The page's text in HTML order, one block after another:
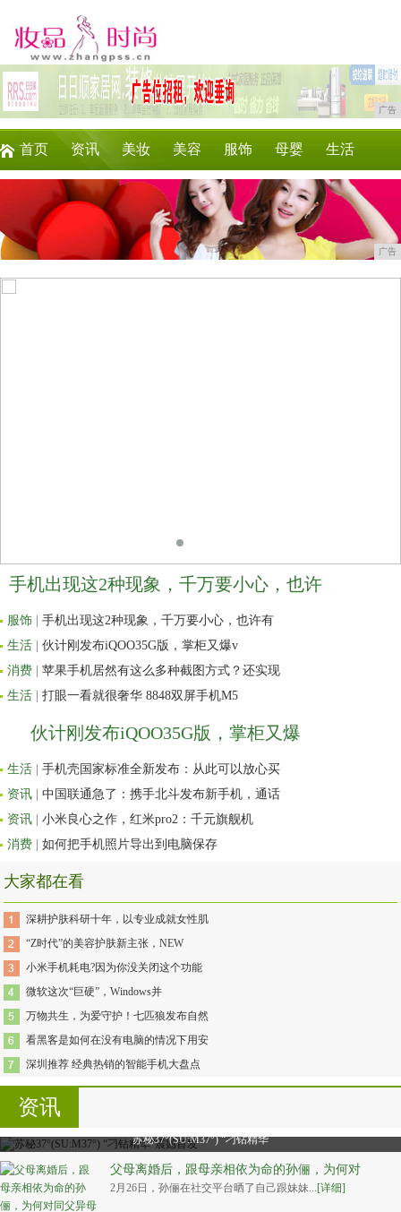
广告
首页 资讯 美妆 美容 服饰 母婴 生活
企业 游戏 商讯 消费 微商
广告
手机出现这2种现象，千万要小心，也许
服饰
手机出现这2种现象，千万要小心，也许有
生活
伙计刚发布iQOO35G版，掌柜又爆v
消费
苹果手机居然有这么多种截图方式？还实现
生活
打眼一看就很奢华 8848双屏手机M5
伙计刚发布iQOO35G版，掌柜又爆
生活
手机壳国家标准全新发布：从此可以放心买
资讯
中国联通急了：携手北斗发布新手机，通话
资讯
小米良心之作，红米pro2：千元旗舰机
消费
如何把手机照片导出到电脑保存
大家都在看
深耕护肤科研十年，以专业成就女性肌
“Z时代”的美容护肤新主张，NEW
小米手机耗电?因为你没关闭这个功能
微软这次“巨硬”，Windows并
万物共生，为爱守护！七匹狼发布自然
看黑客是如何在没有电脑的情况下用安
深圳推荐 经典热销的智能手机大盘点
资讯
苏秘37°(SU:M37°) “刁钻精华
父母离婚后，跟母亲相依为命的孙俪，为何对
2月26日，孙俪在社交平台晒了自己跟妹妹...[详细]